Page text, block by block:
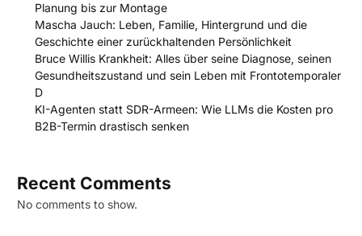
Planung bis zur Montage
Mascha Jauch: Leben, Familie, Hintergrund und die
Geschichte einer zurückhaltenden Persönlichkeit
Bruce Willis Krankheit: Alles über seine Diagnose, seinen
Gesundheitszustand und sein Leben mit Frontotemporaler
D
KI-Agenten statt SDR-Armeen: Wie LLMs die Kosten pro
B2B-Termin drastisch senken
Recent Comments
No comments to show.